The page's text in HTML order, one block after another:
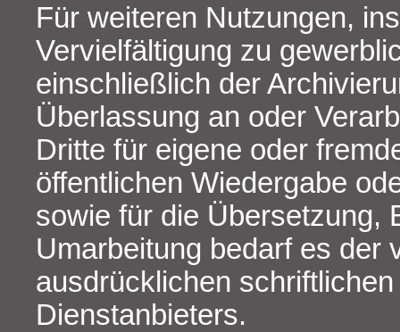
Für weiteren Nutzungen,
Vervielfältigung zu
einschließlich der
Überlassung an oder
Dritte für eigene oder
öffentlichen Wiedergabe
sowie für die Übersetzung,
Umarbeitung bedarf es der
ausdrücklichen
Dienstanbieters.